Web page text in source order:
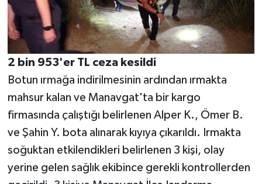
2 bin 953'er TL ceza kesildi
Botun ırmağa indirilmesinin ardından ırmakta
mahsur kalan ve Manavgat'ta bir kargo
firmasında çalıştığı belirlenen Alper K., Ömer B.
ve Şahin Y. bota alınarak kıyıya çıkarıldı. Irmakta
soğuktan etkilendikleri belirlenen 3 kişi, olay
yerine gelen sağlık ekibince gerekli kontrollerden